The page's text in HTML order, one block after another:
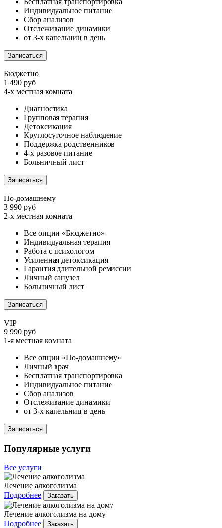
Индивидуальное питание
Сбор анализов
Отслеживание динамики
от 3-х капельниц в день
Записаться
Бюджетно
1 490 руб
4-х местная комната
Диагностика
Групповая терапия
Детоксикация
Круглосуточное наблюдение
Поддержка родственников
4-х разовое питание
Больничный лист
Записаться
По-домашнему
3 990 руб
2-х местная комната
Все опции «Бюджетно»
Индивидуальная терапия
Работа с психологом
Усиленная детоксикация
Гарантия длительной ремиссии
Личный санузел
Больничный лист
Записаться
VIP
9 990 руб
1-я местная комната
Все опции «По-домашнему»
Личный врач
Бесплатная транспортировка
Индивидуальное питание
Сбор анализов
Отслеживание динамики
от 3-х капельниц в день
Записаться
Популярные услуги
Все услуги
Лечение алкоголизма
Подробнее
Заказать
Лечение алкоголизма на дому
Подробнее
Заказать